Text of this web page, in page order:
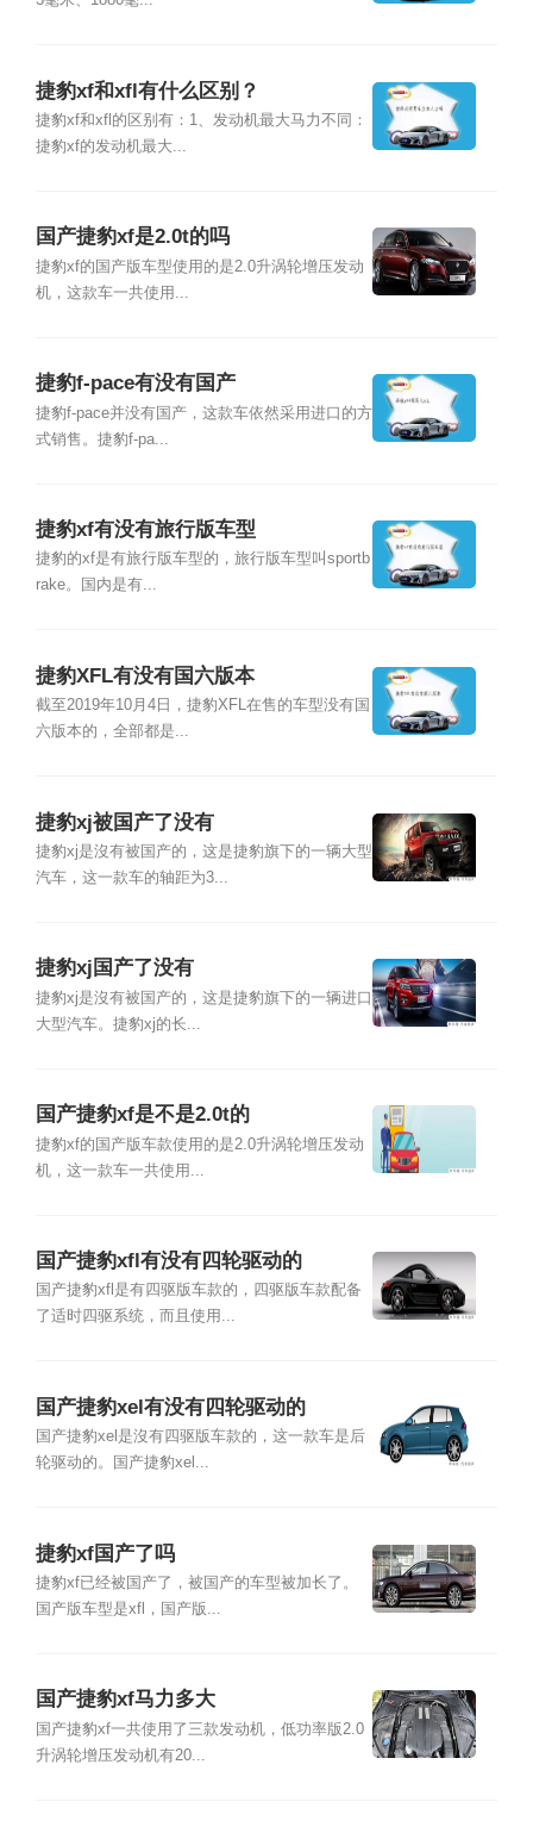
捷豹xf和xfl有什么区别？
捷豹xf和xfl的区别有：1、发动机最大马力不同：
捷豹xf的发动机最大...
国产捷豹xf是2.0t的吗
捷豹xf的国产版车型使用的是2.0升涡轮增压发动
机，这款车一共使用...
捷豹f-pace有没有国产
捷豹f-pace并没有国产，这款车依然采用进口的方
式销售。捷豹f-pa...
捷豹xf有没有旅行版车型
捷豹的xf是有旅行版车型的，旅行版车型叫sportb
rake。国内是有...
捷豹XFL有没有国六版本
截至2019年10月4日，捷豹XFL在售的车型没有国
六版本的，全部都是...
捷豹xj被国产了没有
捷豹xj是沒有被国产的，这是捷豹旗下的一辆大型
汽车，这一款车的轴距为3...
捷豹xj国产了没有
捷豹xj是沒有被国产的，这是捷豹旗下的一辆进口
大型汽车。捷豹xj的长...
国产捷豹xf是不是2.0t的
捷豹xf的国产版车款使用的是2.0升涡轮增压发动
机，这一款车一共使用...
国产捷豹xfl有没有四轮驱动的
国产捷豹xfl是有四驱版车款的，四驱版车款配备
了适时四驱系统，而且使用...
国产捷豹xel有没有四轮驱动的
国产捷豹xel是沒有四驱版车款的，这一款车是后
轮驱动的。国产捷豹xel...
捷豹xf国产了吗
捷豹xf已经被国产了，被国产的车型被加长了。
国产版车型是xfl，国产版...
国产捷豹xf马力多大
国产捷豹xf一共使用了三款发动机，低功率版2.0
升涡轮增压发动机有20...